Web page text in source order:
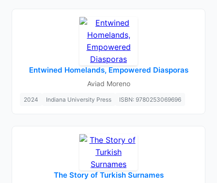
Entwined Homelands, Empowered Diasporas
Aviad Moreno
2024 Indiana University Press ISBN: 9780253069696
The Story of Turkish Surnames